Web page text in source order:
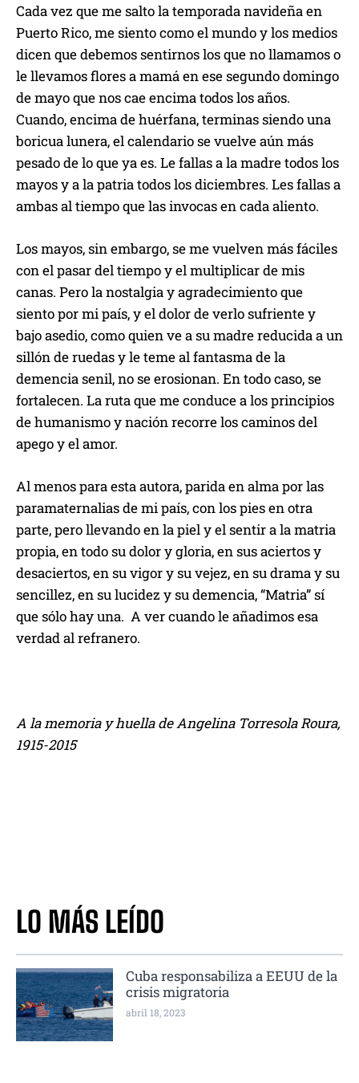
Cada vez que me salto la temporada navideña en
Puerto Rico, me siento como el mundo y los medios
dicen que debemos sentirnos los que no llamamos o
le llevamos flores a mamá en ese segundo domingo
de mayo que nos cae encima todos los años.
Cuando, encima de huérfana, terminas siendo una
boricua lunera, el calendario se vuelve aún más
pesado de lo que ya es. Le fallas a la madre todos los
mayos y a la patria todos los diciembres. Les fallas a
ambas al tiempo que las invocas en cada aliento.
Los mayos, sin embargo, se me vuelven más fáciles
con el pasar del tiempo y el multiplicar de mis
canas. Pero la nostalgia y agradecimiento que
siento por mi país, y el dolor de verlo sufriente y
bajo asedio, como quien ve a su madre reducida a un
sillón de ruedas y le teme al fantasma de la
demencia senil, no se erosionan. En todo caso, se
fortalecen. La ruta que me conduce a los principios
de humanismo y nación recorre los caminos del
apego y el amor.
Al menos para esta autora, parida en alma por las
paramaternalias de mi país, con los pies en otra
parte, pero llevando en la piel y el sentir a la matria
propia, en todo su dolor y gloria, en sus aciertos y
desaciertos, en su vigor y su vejez, en su drama y su
sencillez, en su lucidez y su demencia, “Matria” sí
que sólo hay una. A ver cuando le añadimos esa
verdad al refranero.
A la memoria y huella de Angelina Torresola Roura,
1915-2015
LO MÁS LEÍDO
Cuba responsabiliza a EEUU de la
crisis migratoria
abril 18, 2023